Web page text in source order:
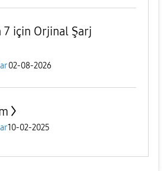
7 için Orjinal Şarj
02-08-2026
10-02-2025